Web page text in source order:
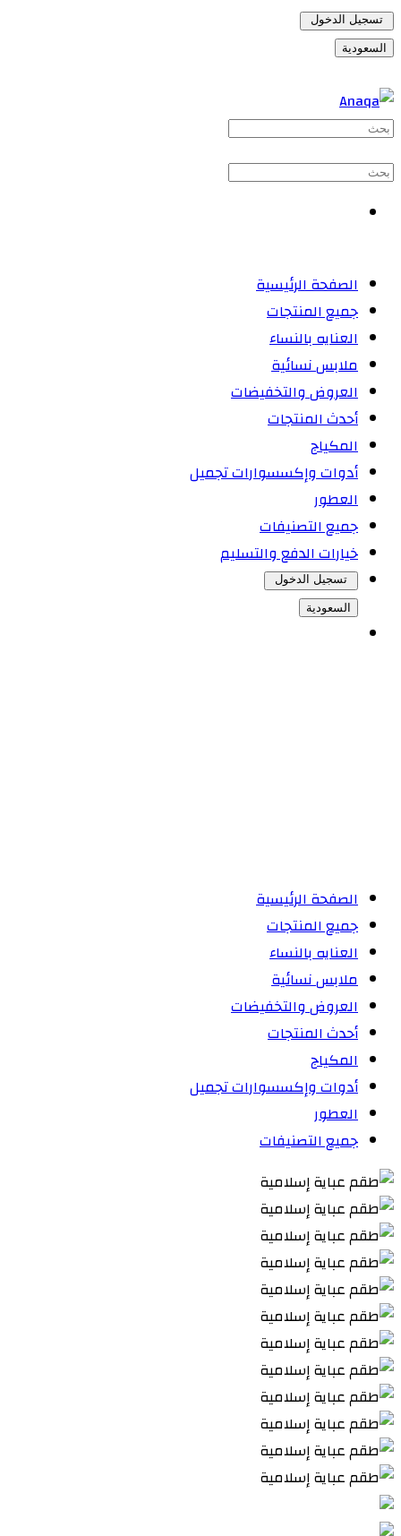
تسجيل الدخول
السعودية
الصفحة الرئيسية
جميع المنتجات
العنايه بالنساء
ملابس نسائية
العروض والتخفيضات
أحدث المنتجات
المكياج
أدوات وإكسسوارات تجميل
العطور
جميع التصنيفات
خيارات الدفع والتسليم
تسجيل الدخول
السعودية
الصفحة الرئيسية
جميع المنتجات
العنايه بالنساء
ملابس نسائية
العروض والتخفيضات
أحدث المنتجات
المكياج
أدوات وإكسسوارات تجميل
العطور
جميع التصنيفات